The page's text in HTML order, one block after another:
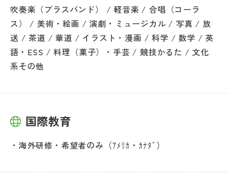
吹奏楽（ブラスバンド） / 軽音楽 / 合唱（コーラ
ス） / 美術・絵画 / 演劇・ミュージカル / 写真 / 放
送 / 茶道 / 華道 / イラスト・漫画 / 科学 / 数学 / 英
語・ESS / 料理（菓子）・手芸 / 競技かるた / 文化
系その他
国際教育
海外研修・希望者のみ（ｱﾒﾘｶ・ｶﾅﾀﾞ）